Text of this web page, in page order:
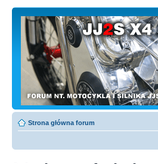
Strona główna forum